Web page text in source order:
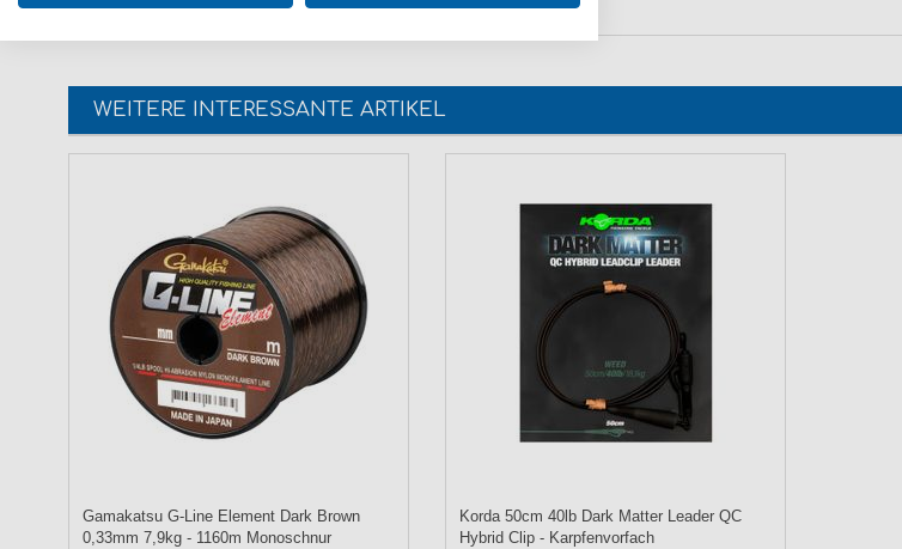
WEITERE INTERESSANTE ARTIKEL
Gamakatsu G-Line Element Dark Brown
0,33mm 7,9kg - 1160m Monoschnur
Korda 50cm 40lb Dark Matter Leader QC
Hybrid Clip - Karpfenvorfach